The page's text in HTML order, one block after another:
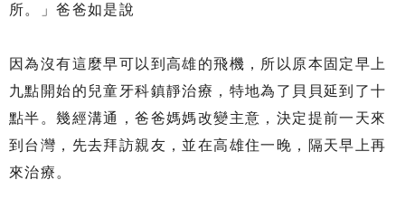
所。」爸爸如是說
因為沒有這麼早可以到高雄的飛機，所以原本固定早上
九點開始的兒童牙科鎮靜治療，特地為了貝貝延到了十
點半。幾經溝通，爸爸媽媽改變主意，決定提前一天來
到台灣，先去拜訪親友，並在高雄住一晚，隔天早上再
來治療。